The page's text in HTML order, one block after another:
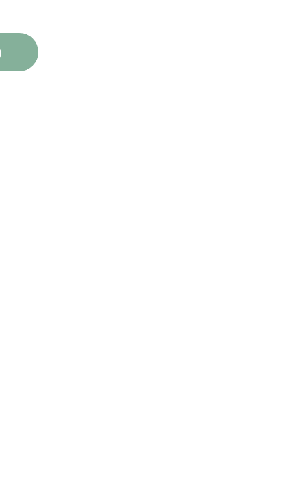
kuddfodral mängd